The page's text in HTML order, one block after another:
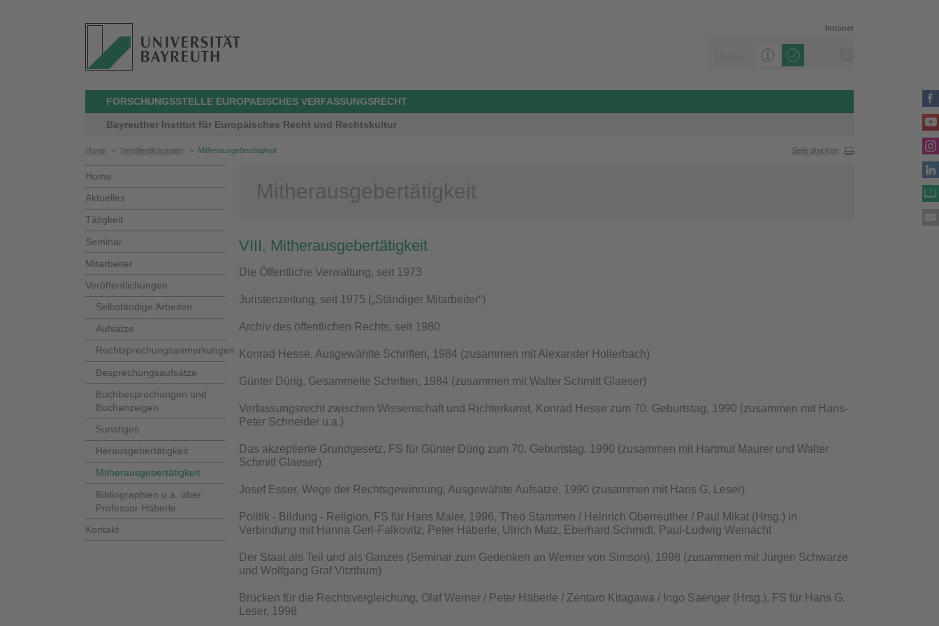
Intranet
FORSCHUNGSSTELLE EUROPAEISCHES VERFASSUNGSRECHT
Bayreuther Institut für Europäisches Recht und Rechtskultur
Home > Veröffentlichungen > Mitherausgebertätigkeit Seite drucken
Home
Aktuelles
Tätigkeit
Seminar
Mitarbeiter
Veröffentlichungen
Selbständige Arbeiten
Aufsätze
Rechtsprechungsanmerkungen
Besprechungsaufsätze
Buchbesprechungen und
Buchanzeigen
Sonstiges
Herausgebertätigkeit
Mitherausgebertätigkeit
Bibliographien u.a. über
Professor Häberle
Kontakt
Mitherausgebertätigkeit
VIII. Mitherausgebertätigkeit
Die Öffentliche Verwaltung, seit 1973
Juristenzeitung, seit 1975 („Ständiger Mitarbeiter“)
Archiv des öffentlichen Rechts, seit 1980
Konrad Hesse, Ausgewählte Schriften, 1984 (zusammen mit Alexander Hollerbach)
Günter Dürig, Gesammelte Schriften, 1984 (zusammen mit Walter Schmitt Glaeser)
Verfassungsrecht zwischen Wissenschaft und Richterkunst, Konrad Hesse zum 70. Geburtstag, 1990 (zusammen mit Hans-
Peter Schneider u.a.)
Das akzeptierte Grundgesetz, FS für Günter Dürig zum 70. Geburtstag, 1990 (zusammen mit Hartmut Maurer und Walter
Schmitt Glaeser)
Josef Esser, Wege der Rechtsgewinnung, Ausgewählte Aufsätze, 1990 (zusammen mit Hans G. Leser)
Politik - Bildung - Religion, FS für Hans Maier, 1996, Theo Stammen / Heinrich Oberreuther / Paul Mikat (Hrsg.) in
Verbindung mit Hanna Gerl-Falkovitz, Peter Häberle, Ulrich Matz, Eberhard Schmidt, Paul-Ludwig Weinacht
Der Staat als Teil und als Ganzes (Seminar zum Gedenken an Werner von Simson), 1998 (zusammen mit Jürgen Schwarze
und Wolfgang Graf Vitzthum)
Brücken für die Rechtsvergleichung, Olaf Werner / Peter Häberle / Zentaro Kitagawa / Ingo Saenger (Hrsg.), FS für Hans G.
Leser, 1998